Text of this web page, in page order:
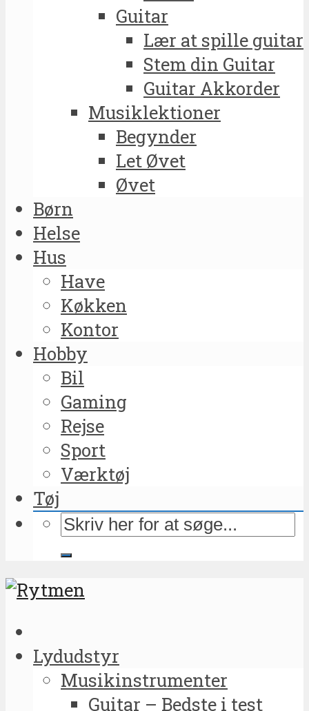
Guitar
Lær at spille guitar
Stem din Guitar
Guitar Akkorder
Musiklektioner
Begynder
Let Øvet
Øvet
Børn
Helse
Hus
Have
Køkken
Kontor
Hobby
Bil
Gaming
Rejse
Sport
Værktøj
Tøj
Lydudstyr
Musikinstrumenter
Guitar – Bedste i test